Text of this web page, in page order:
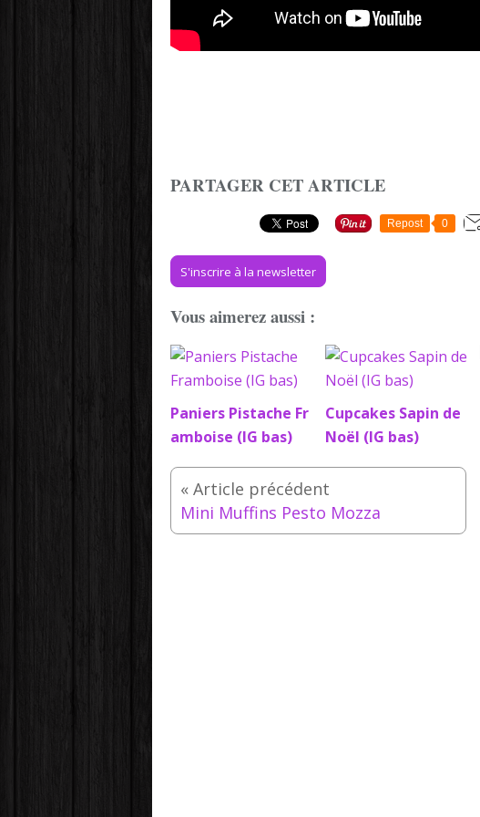
PARTAGER CET ARTICLE
Repost 0
S'inscrire à la newsletter
Vous aimerez aussi :
Paniers Pistache Fr
amboise (IG bas)
Cupcakes Sapin de
Noël (IG bas)
Mini Muffins Pesto Mozza